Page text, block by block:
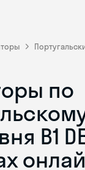
по
B1